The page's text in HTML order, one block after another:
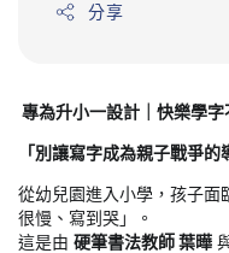
分享
專為升小一設計｜快樂學
「別讓寫字成為親子戰爭的
從幼兒園進入小學，孩子面
很慢、寫到哭」。
這是由 硬筆書法教師 葉曄